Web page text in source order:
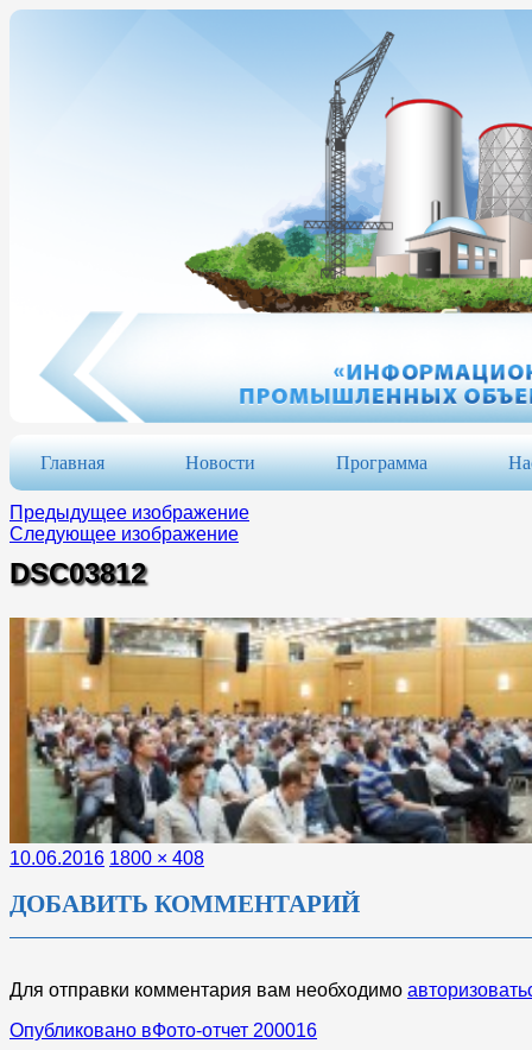
Главная Новости Программа
Предыдущее изображение
Следующее изображение
DSC03812
Опубликовано
10.06.2016 Полный
1800 × 408
ДОБАВИТЬ КОММЕНТАРИЙ
Для отправки комментария вам необходимо
НАВИГАЦИЯ
Опубликовано вФото-отчет 200016